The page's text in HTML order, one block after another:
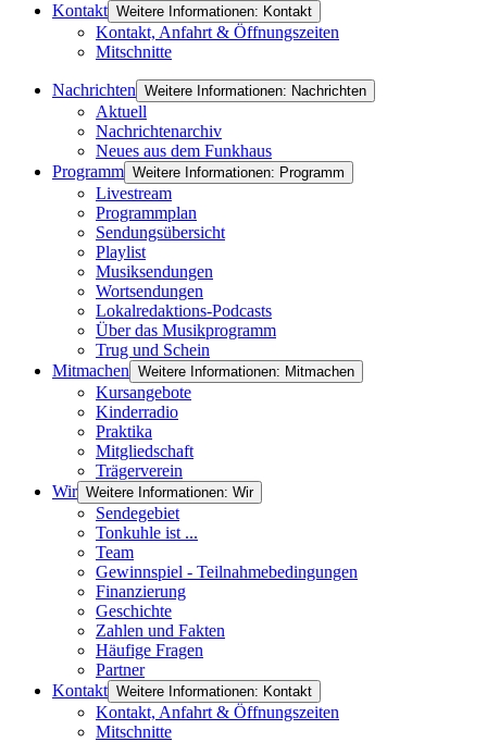
Kontakt Weitere Informationen: Kontakt
Kontakt, Anfahrt & Öffnungszeiten
Mitschnitte
Nachrichten Weitere Informationen: Nachrichten
Aktuell
Nachrichtenarchiv
Neues aus dem Funkhaus
Programm Weitere Informationen: Programm
Livestream
Programmplan
Sendungsübersicht
Playlist
Musiksendungen
Wortsendungen
Lokalredaktions-Podcasts
Über das Musikprogramm
Trug und Schein
Mitmachen Weitere Informationen: Mitmachen
Kursangebote
Kinderradio
Praktika
Mitgliedschaft
Trägerverein
Wir Weitere Informationen: Wir
Sendegebiet
Tonkuhle ist ...
Team
Gewinnspiel - Teilnahmebedingungen
Finanzierung
Geschichte
Zahlen und Fakten
Häufige Fragen
Partner
Kontakt Weitere Informationen: Kontakt
Kontakt, Anfahrt & Öffnungszeiten
Mitschnitte